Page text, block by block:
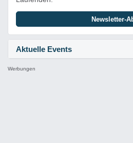
Aktuelle Events
Newsletter-
Werbungen